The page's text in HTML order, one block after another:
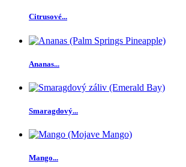
Citrusové...
Ananas...
Smaragdový...
Mango...